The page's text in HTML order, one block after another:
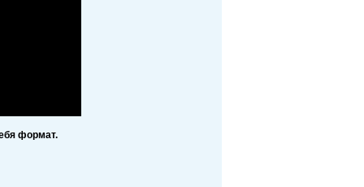
формат.